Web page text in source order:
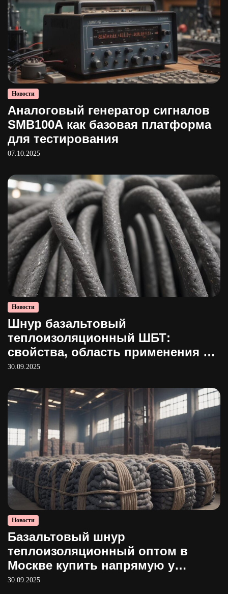
Новости
Аналоговый генератор сигналов
SMB100A как базовая платформа
для тестирования
07.10.2025
Новости
Шнур базальтовый
теплоизоляционный ШБТ:
свойства, область применения и
производство
30.09.2025
Новости
Базальтовый шнур
теплоизоляционный оптом в
Москве купить напрямую у
производителя
30.09.2025